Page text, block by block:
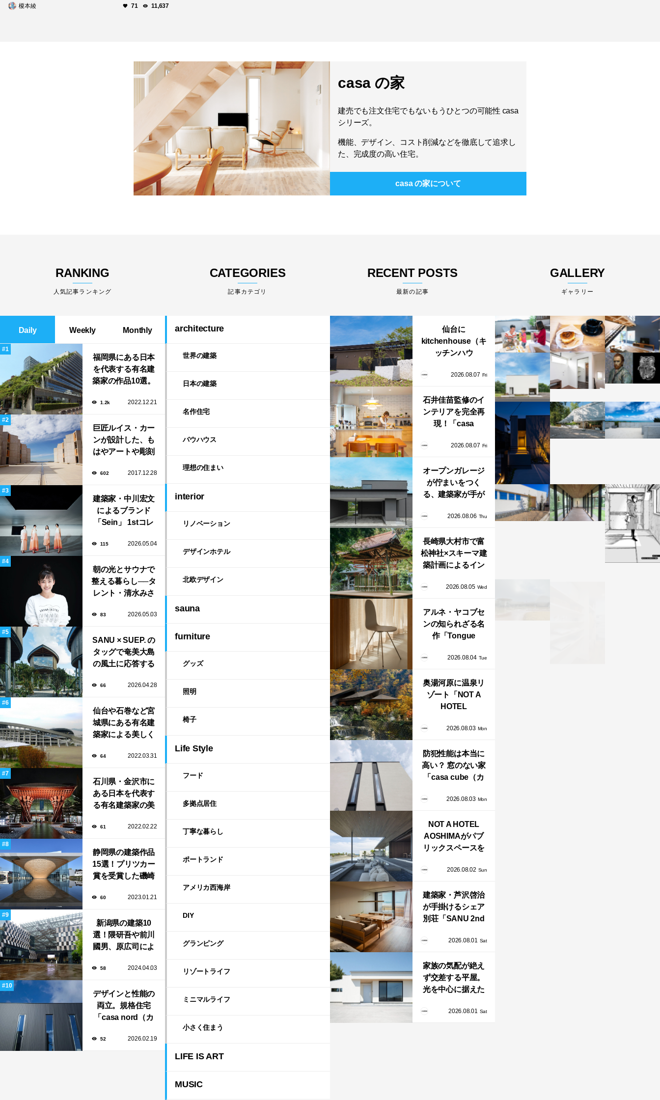
榎本綾 71 11,637
casa の家
建売でも注文住宅でもないもうひとつの可能性 casa
シリーズ。
機能、デザイン、コスト削減などを徹底して追求し
た、完成度の高い住宅。
casa の家について
RANKING
人気記事ランキング
Daily Weekly Monthly
福岡県にある日本
を代表する有名建
築家の作品10選。
タバから磯崎新に
1.2k 2022.12.21
巨匠ルイス・カー
ンが設計した、も
はやアートや彫刻
研究所」。
602 2017.12.28
建築家・中川宏文
によるブランド
「Sein」 1stコレ
表参道にて開催！
115 2026.05.04
朝の光とサウナで
整える暮らし──タ
レント・清水みさ
持ちいい暮らし”
83 2026.05.03
SANU × SUEP. の
タッグで奄美大島
の風土に応答する
成！
66 2026.04.28
仙台や石巻など宮
城県にある有名建
築家による美しく
品13選
64 2022.03.31
石川県・金沢市に
ある日本を代表す
る有名建築家の美
61 2022.02.22
静岡県の建築作品
15選！プリツカー
賞を受賞した磯崎
建築家が手掛けた
数！
60 2023.01.21
新潟県の建築10
選！隈研吾や前川
國男、原広司によ
染む至極の建築揃
58 2024.04.03
デザインと性能の
両立。規格住宅
「casa nord（カ
のスリット窓に隠
52 2026.02.19
CATEGORIES
architecture
世界の建築
日本の建築
名作住宅
バウハウス
理想の住まい
interior
リノベーション
デザインホテル
北欧デザイン
sauna
furniture
グッズ
照明
椅子
Life Style
フード
多拠点居住
丁寧な暮らし
ポートランド
アメリカ西海岸
DIY
グランピング
リゾートライフ
ミニマルライフ
小さく住まう
LIFE IS ART
MUSIC
RECENT POSTS
最新の記事
仙台に
kitchenhouse（キ
ッチンハウ
（グラフテクト）
型ショールームが
オープン！
2026.08.07 Fri
石井佳苗監修のイ
ンテリアを完全再
現！「casa
リンネル）」で叶
ルな部屋づくり。
2026.08.07 Fri
オープンガレージ
が佇まいをつく
る、建築家が手が
まい「ふわりと浮
い」
2026.08.06 Thu
長崎県大村市で富
松神社×スキーマ建
築計画によるイン
「循環する竹風
2026.08.05 Wed
アルネ・ヤコブセ
ンの知られざる名
作「Tongue
FRITZ HANSENか
本で発売開始！
2026.08.04 Tue
奥湯河原に温泉リ
ゾート「NOT A
HOTEL
誕生！販売を日
始！
2026.08.03 Mon
防犯性能は本当に
高い？ 窓のない家
「casa cube（カ
ブ）」が叶えるプ
感の正体
2026.08.03 Mon
NOT A HOTEL
AOSHIMAがパブ
リックスペースを
「CHILL2.0」
業！
2026.08.02 Sun
建築家・芦沢啓治
が手掛けるシェア
別荘「SANU 2nd
Owners」、新拠点
売開始
2026.08.01 Sat
家族の気配が絶え
ず交差する平屋。
光を中心に据えた
杜」
2026.08.01 Sat
GALLERY
ギャラリー